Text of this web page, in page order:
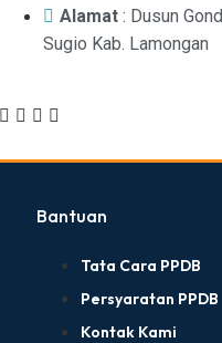
Alamat : Dusun
Sugio Kab. Lamongan
Bantuan
Tata Cara PPDB
Persyaratan PPDB
Kontak Kami